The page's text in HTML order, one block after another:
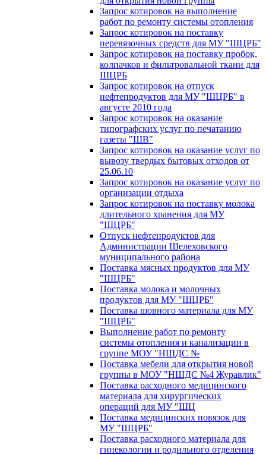
Запрос котировок на выполнение
работ по ремонту системы отопления
Запрос котировок на поставку
перевязочных средств для МУ "ШЦРБ"
Запрос котировок на поставку пробок,
колпачков и фильтровальной ткани для
ШЦРБ
Запрос котировок на отпуск
нефтепродуктов для МУ "ШЦРБ" в
августе 2010 года
Запрос котировок на оказание
типографских услуг по печатанию
газеты "ШВ"
Запрос котировок на оказание услуг по
вывозу твердых бытовых отходов от
25.06.10
Запрос котировок на оказание услуг по
организации отдыха
Запрос котировок на поставку молока
длительного хранения для МУ
"ШЦРБ"
Отпуск нефтепродуктов для
Администрации Шелеховского
муниципального района
Поставка мясных продуктов для МУ
"ШЦРБ"
Поставка молока и молочных
продуктов для МУ "ШЦРБ"
Поставка шовного материала для МУ
"ШЦРБ"
Выполнение работ по ремонту
системы отопления и канализации в
группе МОУ "НШДС №
Поставка мебели для открытия новой
группы в МОУ "НШДС №4 Журавлик"
Поставка расходного медицинского
материала для хирургических
операций для МУ "ШЦ
Поставка медицинских повязок для
МУ "ШЦРБ"
Поставка расходного материала для
гинекологии и родильного отделения